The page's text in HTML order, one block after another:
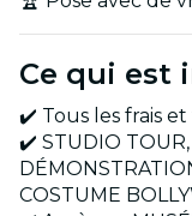
Ce qui est
✔️ Tous les frais et
✔️ STUDIO TOUR,
COSTUME